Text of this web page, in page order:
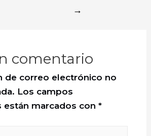
→
comentario
de correo electrónico no
Los campos
están marcados con *